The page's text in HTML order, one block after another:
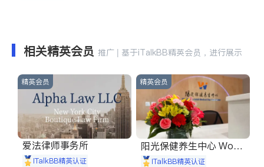
相关精英会员 推广 | 基于iTalkBB精英会员，进行展示
精英会员
爱法律师事务所
iTalkBB精英认证
精英会员
阳光保健养生中心 World
shine
iTalkBB精英认证